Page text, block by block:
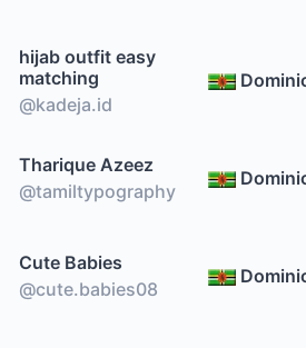
hijab outfit easy
matching
@kadeja.id
Tharique Azeez
@tamiltypography
Cute Babies
@cute.babies08